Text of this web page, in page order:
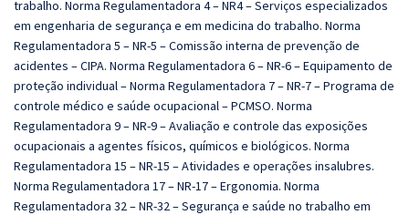
trabalho. Norma Regulamentadora 4 – NR4 – Serviços especializados
em engenharia de segurança e em medicina do trabalho. Norma
Regulamentadora 5 – NR-5 – Comissão interna de prevenção de
acidentes – CIPA. Norma Regulamentadora 6 – NR-6 – Equipamento de
proteção individual – Norma Regulamentadora 7 – NR-7 – Programa de
controle médico e saúde ocupacional – PCMSO. Norma
Regulamentadora 9 – NR-9 – Avaliação e controle das exposições
ocupacionais a agentes físicos, químicos e biológicos. Norma
Regulamentadora 15 – NR-15 – Atividades e operações insalubres.
Norma Regulamentadora 17 – NR-17 – Ergonomia. Norma
Regulamentadora 32 – NR-32 – Segurança e saúde no trabalho em